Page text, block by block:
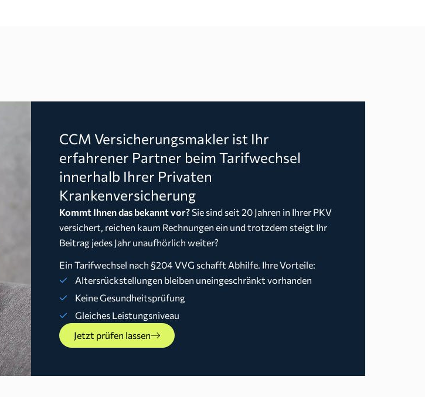
CCM Versicherungsmakler ist Ihr
erfahrener Partner beim Tarifwechsel
innerhalb Ihrer Privaten
Krankenversicherung
Kommt Ihnen das bekannt vor? Sie sind seit 20 Jahren in Ihrer PKV
versichert, reichen kaum Rechnungen ein und trotzdem steigt Ihr
Beitrag jedes Jahr unaufhörlich weiter?
Ein Tarifwechsel nach §204 VVG schafft Abhilfe. Ihre Vorteile:
Altersrückstellungen bleiben uneingeschränkt vorhanden
Keine Gesundheitsprüfung
Gleiches Leistungsniveau
Jetzt prüfen lassen